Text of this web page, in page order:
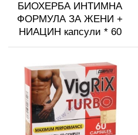
БИОХЕРБА ИНТИМНА
ФОРМУЛА ЗА ЖЕНИ +
НИАЦИН капсули * 60